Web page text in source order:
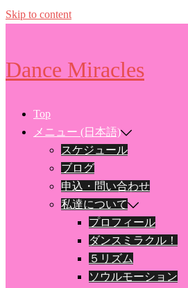
Skip to content
Dance Miracles
Top
メニュー (日本語)
スケジュール
ブログ
申込・問い合わせ
私達について
プロフィール
ダンスミラクル！
５リズム
ソウルモーション